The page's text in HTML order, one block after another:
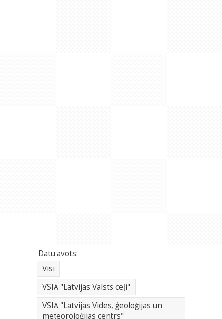
Datu avots:
Visi
VSIA "Latvijas Valsts ceļi"
VSIA "Latvijas Vides, ģeoloģijas un
meteoroloģijas centrs"